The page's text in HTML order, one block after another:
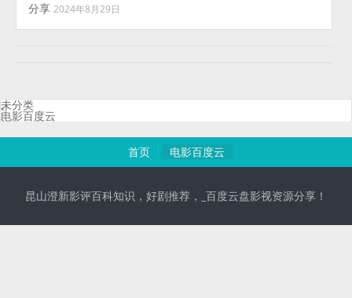
分享 2024年8月29日
未分类
电影百度云
首页 电影百度云
昆山澄新影评百科知识，好剧推荐，_百度云盘影视资源分享！